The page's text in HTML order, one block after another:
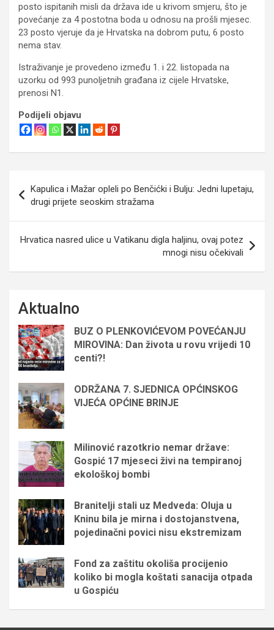
posto ispitanih misli da država ide u krivom smjeru, što je
povećanje za 4 postotna boda u odnosu na prošli mjesec.
23 posto vjeruje da je Hrvatska na dobrom putu, 6 posto
nema stav.
Istraživanje je provedeno između 1. i 22. listopada na
uzorku od 993 punoljetnih građana iz cijele Hrvatske,
prenosi N1.
Podijeli objavu
objava
Kapulica i Mažar opleli po Benčićki i Bulju: Jedni lupetaju,
drugi prijete seoskim stražama
Hrvatica nasred ulice u Vatikanu digla haljinu, ovaj potez
mnogi nisu očekivali
Aktualno
BUZ O PLENKOVIĆEVOM POVEĆANJU
MIROVINA: Dan života u rovu vrijedi 10
centi?!
ODRŽANA 7. SJEDNICA OPĆINSKOG
VIJEĆA OPĆINE BRINJE
Milinović razotkrio nemar države:
Gospić 17 mjeseci živi na tempiranoj
ekološkoj bombi
Branitelji stali uz Medveda: Oluja u
Kninu bila je mirna i dostojanstvena,
pojedinačni povici nisu ekstremizam
Fond za zaštitu okoliša procijenio
koliko bi mogla koštati sanacija otpada
u Gospiću